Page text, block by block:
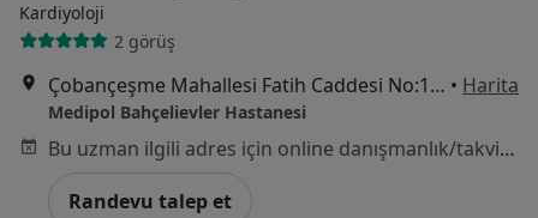
Kardiyoloji
2 görüş
Çobançeşme Mahallesi Fatih Caddesi No:1/8, Bahçelievler • Harita
Medipol Bahçelievler Hastanesi
Bu uzman ilgili adres için online danışmanlık/takvim sunmuyor.
Randevu talep et